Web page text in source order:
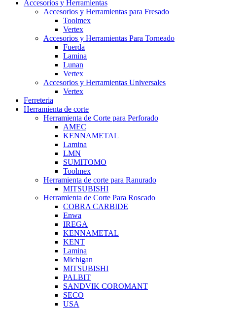
Accesorios y Herramientas
Accesorios y Herramientas para Fresado
Toolmex
Vertex
Accesorios y Herramientas Para Torneado
Fuerda
Lamina
Lunan
Vertex
Accesorios y Herramientas Universales
Vertex
Ferreteria
Herramienta de corte
Herramienta de Corte para Perforado
AMEC
KENNAMETAL
Lamina
LMN
SUMITOMO
Toolmex
Herramienta de corte para Ranurado
MITSUBISHI
Herramienta de Corte Para Roscado
COBRA CARBIDE
Enwa
IREGA
KENNAMETAL
KENT
Lamina
Michigan
MITSUBISHI
PALBIT
SANDVIK COROMANT
SECO
USA